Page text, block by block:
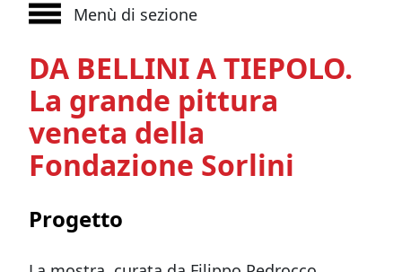
Menù di sezione
DA BELLINI A TIEPOLO.
La grande pittura
veneta della
Fondazione Sorlini
Progetto